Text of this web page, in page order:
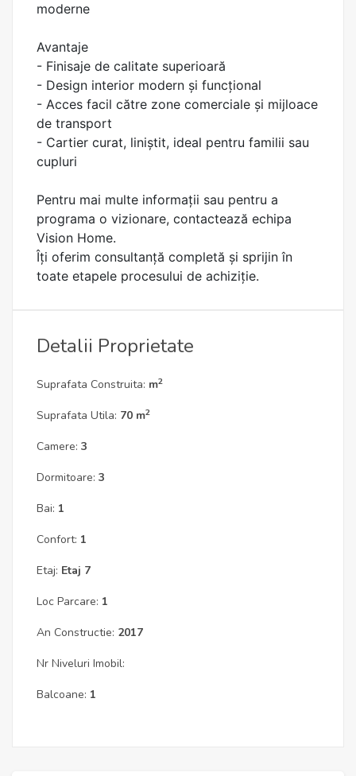
moderne
Avantaje
- Finisaje de calitate superioară
- Design interior modern și funcțional
- Acces facil către zone comerciale și mijloace
de transport
- Cartier curat, liniștit, ideal pentru familii sau
cupluri
Pentru mai multe informații sau pentru a
programa o vizionare, contactează echipa
Vision Home.
Îți oferim consultanță completă și sprijin în
toate etapele procesului de achiziție.
Detalii Proprietate
Suprafata Construita: m2
Suprafata Utila: 70 m2
Camere: 3
Dormitoare: 3
Bai: 1
Confort: 1
Etaj: Etaj 7
Loc Parcare: 1
An Constructie: 2017
Nr Niveluri Imobil:
Balcoane: 1